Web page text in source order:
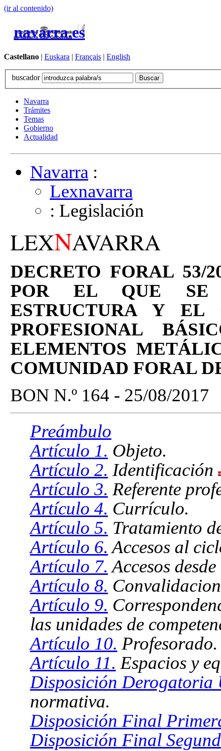
(ir al contenido)
navarra.es
Castellano | Euskara | Français | English
buscador
Navarra
Trámites
Temas
Gobierno
Actualidad
Navarra:
Lexnavarra
: Legislación
LEXNAVARRA
DECRETO FORAL 53/
POR EL QUE SE
ESTRUCTURA Y EL
PROFESIONAL
ELEMENTOS
COMUNIDAD FORAL
BON N.º 164 - 25/08/2017
Preámbulo
Artículo 1. Objeto.
Artículo 2. Identificación
Artículo 3. Referente
Artículo 4. Currículo.
Artículo 5. Tratamiento
Artículo 6. Accesos al
Artículo 7. Accesos
Artículo 8.
Artículo 9.
las unidades de
Artículo 10. Profesorado.
Artículo 11. Espacios y
Disposición Derogatoria
normativa.
Disposición Final
Disposición Final